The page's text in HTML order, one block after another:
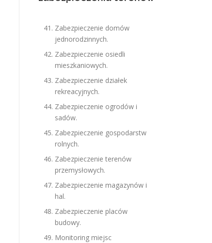
Zabezpieczenie domów
jednorodzinnych.
Zabezpieczenie osiedli
mieszkaniowych.
Zabezpieczenie działek
rekreacyjnych.
Zabezpieczenie ogrodów i
sadów.
Zabezpieczenie gospodarstw
rolnych.
Zabezpieczenie terenów
przemysłowych.
Zabezpieczenie magazynów i
hal.
Zabezpieczenie placów
budowy.
Monitoring miejsc